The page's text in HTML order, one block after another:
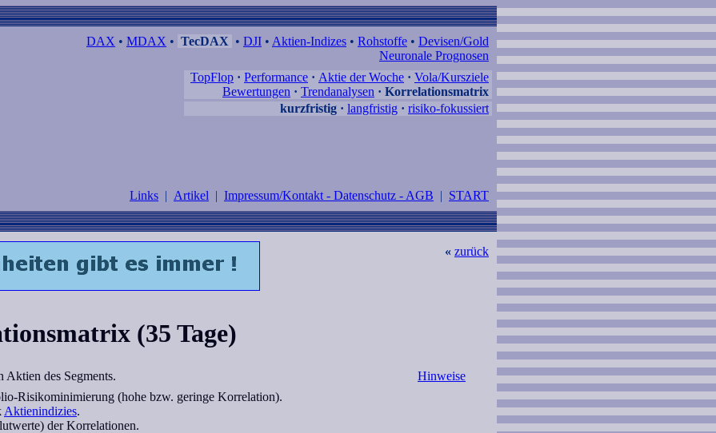
DAX • MDAX • TecDAX • DJI • Aktien-Indizes • Rohstoffe • Devisen/Gold
Neuronale Prognosen
TopFlop · Performance · Aktie der Woche · Vola/Kursziele
Bewertungen · Trendanalysen · Korrelationsmatrix
kurzfristig · langfristig · risiko-fokussiert
« zurück
Links | Artikel | Impressum/Kontakt - Datenschutz - AGB | START
(35 Tage)
Aktien des Segments.
Hinweise
Risikominimierung (hohe bzw. geringe Korrelation).
Aktienindizies.
der Korrelationen.